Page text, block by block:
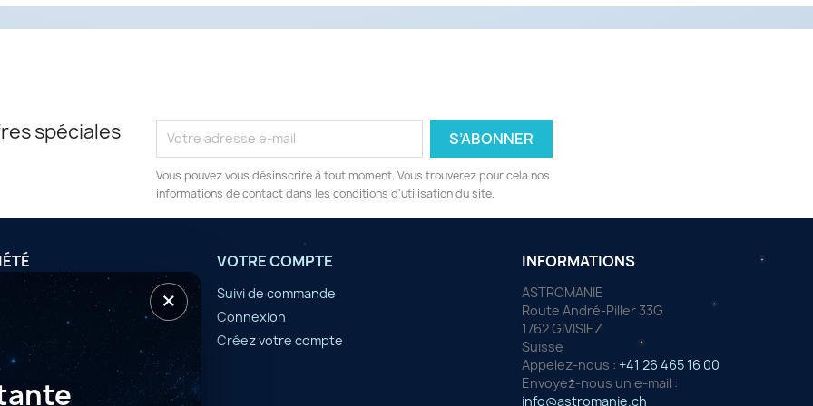
spéciales
Vous pouvez vous désinscrire à tout moment. Vous trouverez pour cela nos
informations de contact dans les conditions d'utilisation du site.
VOTRE COMPTE
Suivi de commande
Connexion
Créez votre compte
INFORMATIONS
ASTROMANIE
Route André-Piller 33G
1762 GIVISIEZ
Suisse
Appelez-nous : +41 26 465 16 00
Envoyez-nous un e-mail :
info@astromanie.ch
×